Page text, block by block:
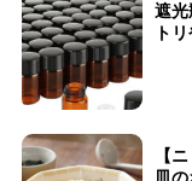
遮
ト
【